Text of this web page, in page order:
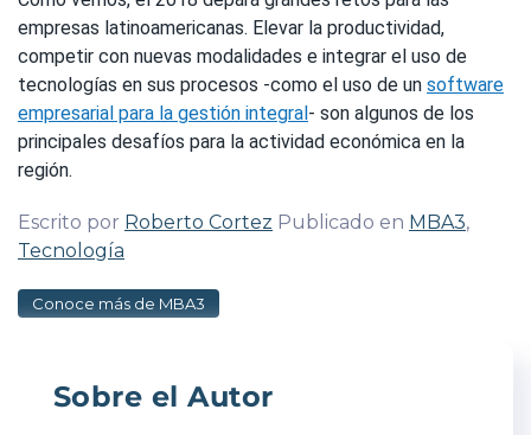
empresas latinoamericanas. Elevar la productividad,
competir con nuevas modalidades e integrar el uso de
tecnologías en sus procesos -como el uso de un software
empresarial para la gestión integral- son algunos de los
principales desafíos para la actividad económica en la
región.
Escrito por Roberto Cortez Publicado en MBA3,
Tecnología
Conoce más de MBA3
Sobre el Autor